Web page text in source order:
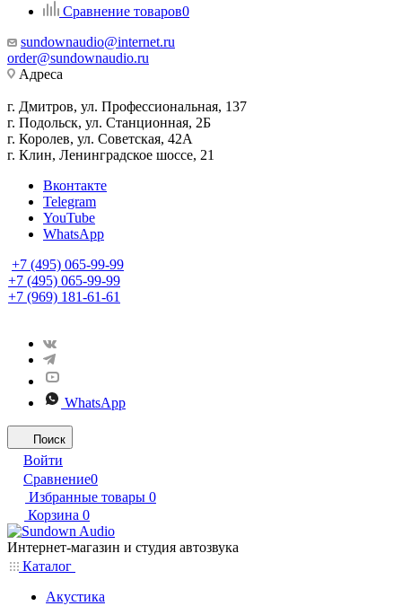
Сравнение товаров0
sundownaudio@internet.ru
order@sundownaudio.ru
Адреса
г. Дмитров, ул. Профессиональная, 137
г. Подольск, ул. Станционная, 2Б
г. Королев, ул. Советская, 42А
г. Клин, Ленинградское шоссе, 21
Вконтакте
Telegram
YouTube
WhatsApp
+7 (495) 065-99-99
+7 (495) 065-99-99
+7 (969) 181-61-61
WhatsApp
Поиск
Войти
Сравнение0
Избранные товары 0
Корзина 0
Интернет-магазин и студия автозвука
Каталог
Акустика